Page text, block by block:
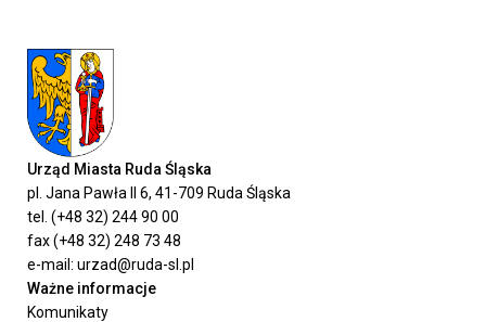
Urząd Miasta Ruda Śląska
pl. Jana Pawła II 6, 41-709 Ruda Śląska
tel. (+48 32) 244 90 00
fax (+48 32) 248 73 48
e-mail: urzad@ruda-sl.pl
Ważne informacje
Komunikaty